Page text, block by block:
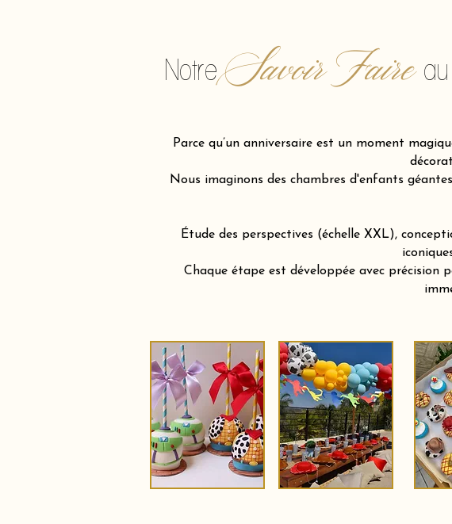
Savoir Faire
Notre
Parce qu’un anniversaire est un moment
Nous imaginons des chambres d'enfants
Étude des perspectives (échelle XXL),
Chaque étape est développée avec précision